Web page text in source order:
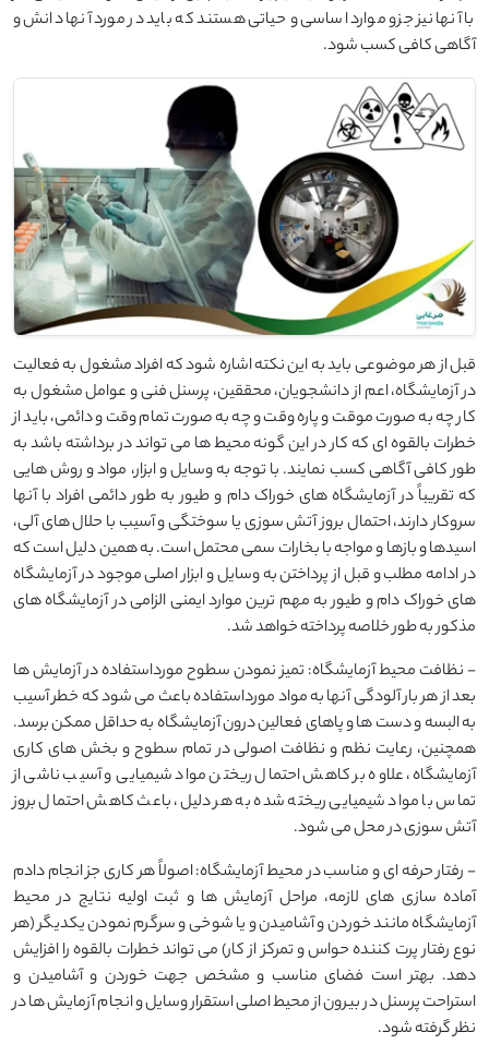
با آنها نیز جزو موارد اساسی و حیاتی هستند که باید در مورد آنها دانش و
آگاهی کافی کسب شود.
قبل از هر موضوعی باید به این نکته اشاره شود که افراد مشغول به فعالیت
در آزمایشگاه، اعم از دانشجویان، محققین، پرسنل فنی و عوامل مشغول به
کار چه به صورت موقت و پاره وقت و چه به صورت تمام وقت و دائمی، باید از
خطرات بالقوه ای که کار در این گونه محیط ها می تواند در برداشته باشد به
طور کافی آگاهی کسب نمایند. با توجه به وسایل و ابزار، مواد و روش هایی
که تقریباً در آزمایشگاه های خوراک دام و طیور به طور دائمی افراد با آنها
سروکار دارند، احتمال بروز آتش سوزی یا سوختگی و آسیب با حلال های آلی،
اسیدها و بازها و مواجه با بخارات سمی محتمل است. به همین دلیل است که
در ادامه مطلب و قبل از پرداختن به وسایل و ابزار اصلی موجود در آزمایشگاه
های خوراک دام و طیور به مهم ترین موارد ایمنی الزامی در آزمایشگاه های
مذکور به طور خلاصه پرداخته خواهد شد.
- نظافت محیط آزمایشگاه: تمیز نمودن سطوح مورداستفاده در آزمایش ها
بعد از هر بار آلودگی آنها به مواد مورداستفاده باعث می شود که خطر آسیب
به البسه و دست ها و پاهای فعالین درون آزمایشگاه به حداقل ممکن برسد.
همچنین، رعایت نظم و نظافت اصولی در تمام سطوح و بخش های کاری
آزمایشگاه، علاوه بر کاهش احتمال ریختن مواد شیمیایی و آسیب ناشی از
تماس با مواد شیمیایی ریخته شده به هر دلیل، باعث کاهش احتمال بروز
آتش سوزی در محل می شود.
- رفتار حرفه ای و مناسب در محیط آزمایشگاه: اصولاً هر کاری جز انجام دادم
آماده سازی های لازمه، مراحل آزمایش ها و ثبت اولیه نتایج در محیط
آزمایشگاه مانند خوردن و آشامیدن و یا شوخی و سرگرم نمودن یکدیگر (هر
نوع رفتار پرت کننده حواس و تمرکز از کار) می تواند خطرات بالقوه را افزایش
دهد. بهتر است فضای مناسب و مشخص جهت خوردن و آشامیدن و
استراحت پرسنل در بیرون از محیط اصلی استقرار وسایل و انجام آزمایش ها در
نظر گرفته شود.